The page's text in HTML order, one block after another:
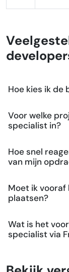
Hoe kies ik de
Voor welke
specialist in?
Hoe snel
van mijn
Moet ik
plaatsen?
Wat is het
specialist via